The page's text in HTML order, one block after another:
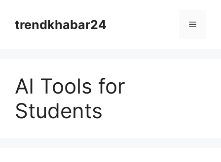
contenttrendkhabar24 Menu
AI Tools for
Students